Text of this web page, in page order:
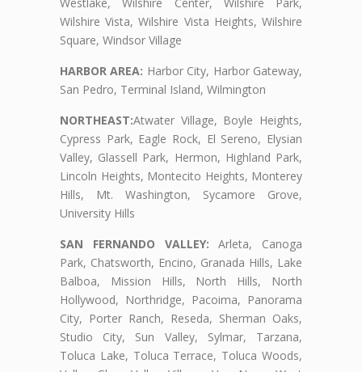
Wilshire Vista, Wilshire Vista Heights, Wilshire
Square, Windsor Village
HARBOR AREA: Harbor City, Harbor Gateway,
San Pedro, Terminal Island, Wilmington
NORTHEAST:Atwater Village, Boyle Heights,
Cypress Park, Eagle Rock, El Sereno, Elysian
Valley, Glassell Park, Hermon, Highland Park,
Lincoln Heights, Montecito Heights, Monterey
Hills, Mt. Washington, Sycamore Grove,
University Hills
SAN FERNANDO VALLEY: Arleta, Canoga
Park, Chatsworth, Encino, Granada Hills, Lake
Balboa, Mission Hills, North Hills, North
Hollywood, Northridge, Pacoima, Panorama
City, Porter Ranch, Reseda, Sherman Oaks,
Studio City, Sun Valley, Sylmar, Tarzana,
Toluca Lake, Toluca Terrace, Toluca Woods,